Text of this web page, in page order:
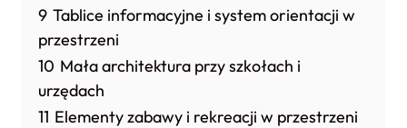
9 Tablice informacyjne i system orientacji w
przestrzeni
10 Mała architektura przy szkołach i
urzędach
11 Elementy zabawy i rekreacji w przestrzeni